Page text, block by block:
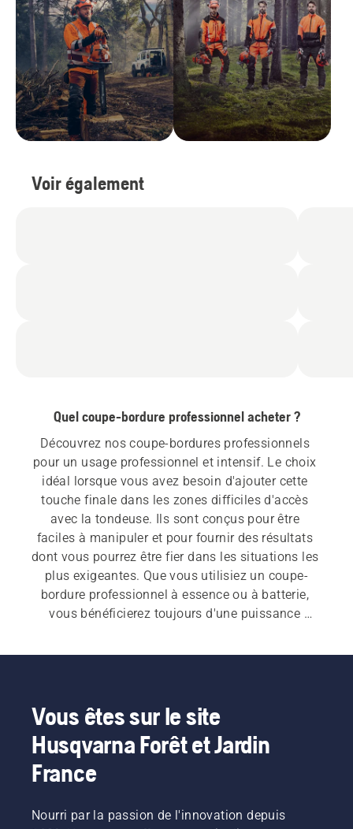
Voir également
Quel coupe-bordure professionnel acheter ?
Découvrez nos coupe-bordures professionnels
pour un usage professionnel et intensif. Le choix
idéal lorsque vous avez besoin d'ajouter cette
touche finale dans les zones difficiles d'accès
avec la tondeuse. Ils sont conçus pour être
faciles à manipuler et pour fournir des résultats
dont vous pourrez être fier dans les situations les
plus exigeantes. Que vous utilisiez un coupe-
bordure professionnel à essence ou à batterie,
vous bénéficierez toujours d'une puissance
Vous êtes sur le site
Husqvarna Forêt et Jardin
France
Nourri par la passion de l'innovation depuis